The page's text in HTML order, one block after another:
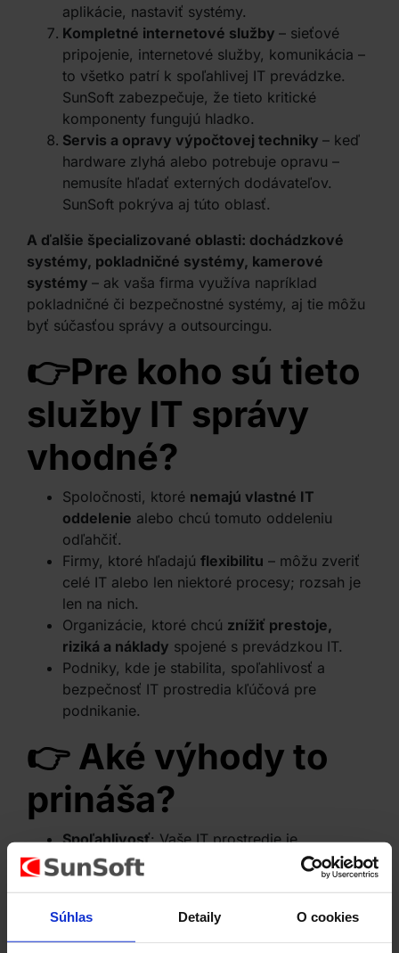
Súhlas Detaily O cookies
aplikácie, nastaviť systémy.
Kompletné internetové služby – sieťové
pripojenie, internetové služby, komunikácia –
to všetko patrí k spoľahlivej IT prevádzke.
SunSoft zabezpečuje, že tieto kritické
komponenty fungujú hladko.
Servis a opravy výpočtovej techniky – keď
hardware zlyhá alebo potrebuje opravu –
nemusíte hľadať externých dodávateľov.
SunSoft pokrýva aj túto oblasť.
A ďalšie špecializované oblasti: dochádzkové
systémy, pokladničné systémy, kamerové
systémy – ak vaša firma využíva napríklad
pokladničné či bezpečnostné systémy, aj tie môžu
byť súčasťou správy a outsourcingu.
👉Pre koho sú tieto
služby IT správy
vhodné?
Spoločnosti, ktoré nemajú vlastné IT
oddelenie alebo chcú tomuto oddeleniu
odľahčiť.
Firmy, ktoré hľadajú flexibilitu – môžu zveriť
celé IT alebo len niektoré procesy; rozsah je
len na nich.
Organizácie, ktoré chcú znížiť prestoje,
riziká a náklady spojené s prevádzkou IT.
Podniky, kde je stabilita, spoľahlivosť a
bezpečnosť IT prostredia kľúčová pre
podnikanie.
👉 Aké výhody to
prináša?
Spoľahlivosť: Vaše IT prostredie je
manažované profesionálmi, menej výpadkov,
menej “čo ak” situácií.
budovania a prevádzky vlastného tímu –
zveríte to špecialistom.